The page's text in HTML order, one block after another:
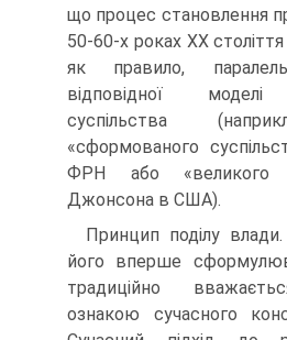
що процес становлення
50-60-х роках XX
як правило,
відповідної моделі
суспільства
«сформованого
ФРН або «великого
Джонсона в США).
Принцип поділу
його вперше
традиційно
ознакою сучасного